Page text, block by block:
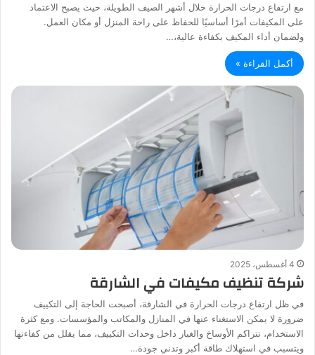
مع ارتفاع درجات الحرارة خلال أشهر الصيف الطويلة، حيث يصبح الاعتماد
على المكيفات أمرًا أساسيًا للحفاظ على راحة المنزل أو مكان العمل.
ولضمان أداء المكيف بكفاءة عالية،…
أكمل القراءة »
4 أغسطس، 2025
شركة تنظيف مكيفات في الشارقة
في ظل ارتفاع درجات الحرارة في الشارقة، أصبحت الحاجة إلى التكييف
ضرورة لا يمكن الاستغناء عنها في المنازل والمكاتب والمؤسسات. ومع كثرة
الاستخدام، تتراكم الأوساخ والغبار داخل وحدات التكييف، مما يقلل من كفاءتها
ويتسبب في استهلاك طاقة أكبر وتدني جودة…